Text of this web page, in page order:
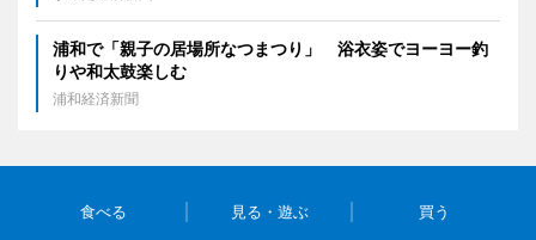
浦和で「親子の居場所なつまつり」 浴衣姿でヨーヨー釣
りや和太鼓楽しむ
浦和経済新聞
食べる 見る・遊ぶ 買う